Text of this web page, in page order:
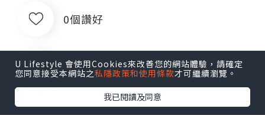
0個讚好
收藏
U Lifestyle 會使用Cookies來改善您的網站體驗，請確定
您同意接受本網站之私隱政策和使用條款才可繼續瀏覽。
我已閱讀及同意